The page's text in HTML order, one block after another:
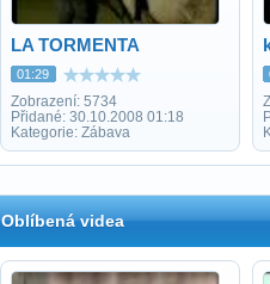
LA TORMENTA
01:29
Zobrazení: 5734
Přidané: 30.10.2008 01:18
Kategorie: Zábava
Oblíbená videa